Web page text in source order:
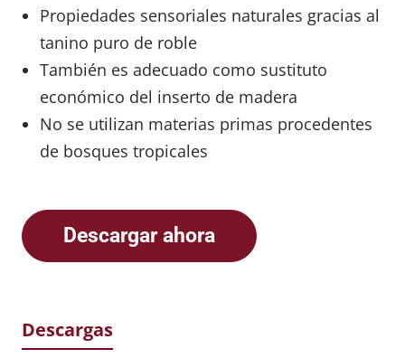
Propiedades sensoriales naturales gracias al
tanino puro de roble
También es adecuado como sustituto
económico del inserto de madera
No se utilizan materias primas procedentes
de bosques tropicales
Descargar ahora
Descargas